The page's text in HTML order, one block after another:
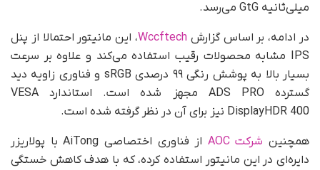
میلی‌ثانیه GtG می‌رسد.
در ادامه، بر اساس گزارش Wccftech، این مانیتور احتمالا از پنل
IPS مشابه محصولات رقیب استفاده می‌کند و علاوه بر سرعت
بسیار بالا به پوشش رنگی ۹۹ درصدی sRGB و فناوری زاویه دید
گسترده ADS PRO مجهز شده است. استاندارد VESA
DisplayHDR 400 نیز برای آن در نظر گرفته شده است.
همچنین شرکت AOC
از فناوری اختصاصی AiTong با پولاریزر
دایره‌ای در این مانیتور استفاده کرده، که با هدف کاهش خستگی